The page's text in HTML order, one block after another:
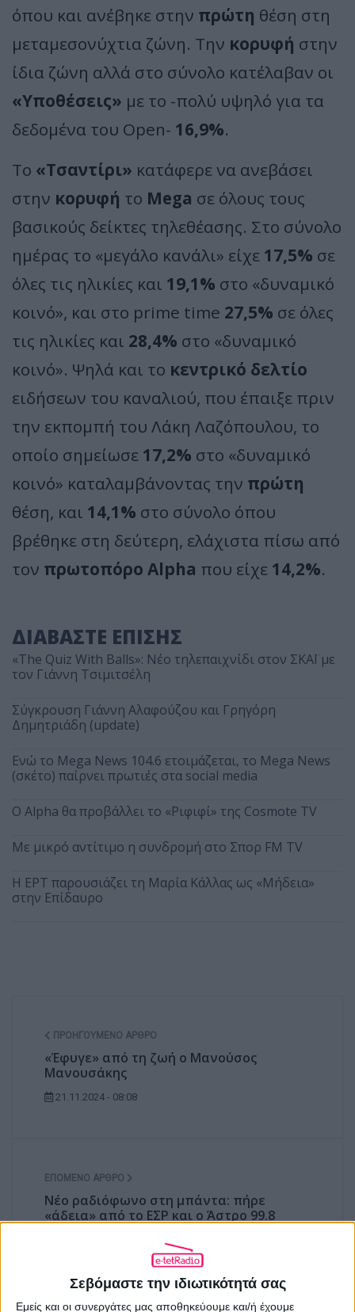
Σεβόμαστε την ιδιωτικότητά σας
Εμείς και οι συνεργάτες μας αποθηκεύουμε και/ή έχουμε
όπου και ανέβηκε στην πρώτη θέση στη
μεταμεσονύχτια ζώνη. Την κορυφή στην
ίδια ζώνη αλλά στο σύνολο κατέλαβαν οι
«Υποθέσεις» με το -πολύ υψηλό για τα
δεδομένα του Open- 16,9%.
Το «Τσαντίρι» κατάφερε να ανεβάσει
στην κορυφή το Mega σε όλους τους
βασικούς δείκτες τηλεθέασης. Στο σύνολο
ημέρας το «μεγάλο κανάλι» είχε 17,5% σε
όλες τις ηλικίες και 19,1% στο «δυναμικό
κοινό», και στο prime time 27,5% σε όλες
τις ηλικίες και 28,4% στο «δυναμικό
κοινό». Ψηλά και το κεντρικό δελτίο
ειδήσεων του καναλιού, που έπαιξε πριν
την εκπομπή του Λάκη Λαζόπουλου, το
οποίο σημείωσε 17,2% στο «δυναμικό
κοινό» καταλαμβάνοντας την πρώτη
θέση, και 14,1% στο σύνολο όπου
βρέθηκε στη δεύτερη, ελάχιστα πίσω από
τον πρωτοπόρο Alpha που είχε 14,2%.
ΔΙΑΒΑΣΤΕ ΕΠΙΣΗΣ
«The Quiz With Balls»: Νέο τηλεπαιχνίδι στον ΣΚΑΪ με
τον Γιάννη Τσιμιτσέλη
Σύγκρουση Γιάννη Αλαφούζου και Γρηγόρη
Δημητριάδη (update)
Ενώ το Mega News 104.6 ετοιμάζεται, το Mega News
(σκέτο) παίρνει πρωτιές στα social media
Ο Alpha θα προβάλλει το «Ριφιφί» της Cosmote TV
Με μικρό αντίτιμο η συνδρομή στο Σπορ FM TV
Η ΕΡΤ παρουσιάζει τη Μαρία Κάλλας ως «Μήδεια»
στην Επίδαυρο
ΠΡΟΗΓΟΎΜΕΝΟ ΆΡΘΡΟ
«Έφυγε» από τη ζωή ο Μανούσος
Μανουσάκης
21.11.2024 - 08:08
ΕΠΌΜΕΝΟ ΆΡΘΡΟ
Νέο ραδιόφωνο στη μπάντα: πήρε
«άδεια» από το ΕΣΡ και ο Άστρο 99.8